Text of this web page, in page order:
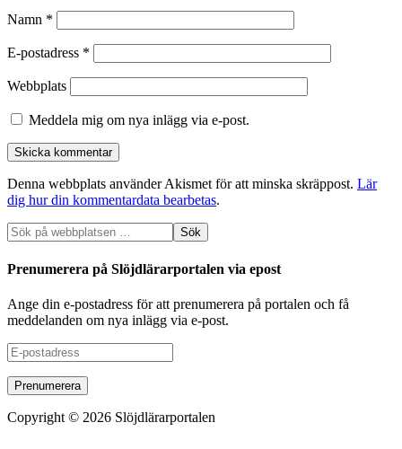
Namn *
E-postadress *
Webbplats
Meddela mig om nya inlägg via e-post.
Denna webbplats använder Akismet för att minska skräppost. Lär
dig hur din kommentardata bearbetas.
Prenumerera på Slöjdlärarportalen via epost
Ange din e-postadress för att prenumerera på portalen och få
meddelanden om nya inlägg via e-post.
E-
postadress
Copyright © 2026 Slöjdlärarportalen